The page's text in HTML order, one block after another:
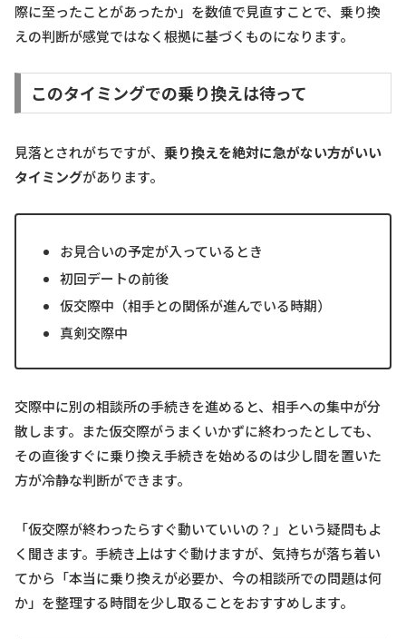
際に至ったことがあったか」を数値で見直すことで、乗り換
えの判断が感覚ではなく根拠に基づくものになります。
このタイミングでの乗り換えは待って
見落とされがちですが、 乗り換えを絶対に急がない方がいい
タイミングがあります。
お見合いの予定が入っているとき
初回デートの前後
仮交際中（相手との関係が進んでいる時期）
真剣交際中
交際中に別の相談所の手続きを進めると、相手への集中が分
散します。また仮交際がうまくいかずに終わったとしても、
その直後すぐに乗り換え手続きを始めるのは少し間を置いた
方が冷静な判断ができます。
「仮交際が終わったらすぐ動いていいの？」という疑問もよ
く聞きます。手続き上はすぐ動けますが、気持ちが落ち着い
てから「本当に乗り換えが必要か、今の相談所での問題は何
か」を整理する時間を少し取ることをおすすめします。